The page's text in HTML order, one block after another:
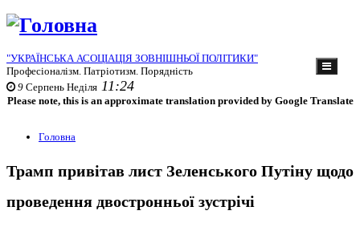
"УКРАЇНСЬКА АСОЦІАЦІЯ ЗОВНІШНЬОЇ ПОЛІТИКИ"
Професіоналізм. Патріотизм. Порядність
9 Серпень Неділя 11:24
Please note, this is an approximate translation provided by Google Translate
Головна
Трамп привітав лист Зеленського Путіну щодо
проведення двостронньої зустрічі